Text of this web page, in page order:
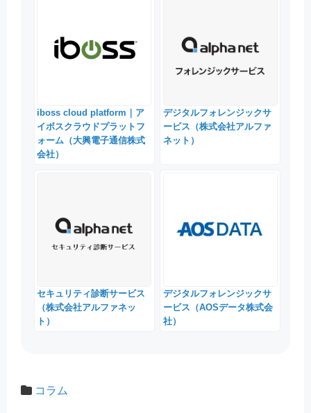
iboss cloud platform｜ア
イボスクラウドプラットフ
ォーム（大興電子通信株式
会社）
デジタルフォレンジックサ
ービス（株式会社アルファ
ネット）
セキュリティ診断サービス
（株式会社アルファネッ
ト）
デジタルフォレンジックサ
ービス（AOSデータ株式会
社）
コラム